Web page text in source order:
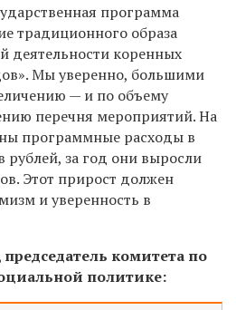
программа
традиционного образа
деятельности коренных
Мы уверенно, большими
— и по объему
перечня мероприятий. На
программные расходы в
за год они выросли
Этот прирост должен
и уверенность в
комитета по
политике: